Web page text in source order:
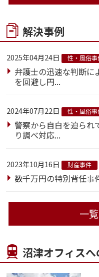
解決事例
2025年04月24日 性・風俗事
弁護士の迅速な判断に
を回避し円...
2024年07月22日 性・風俗事
警察から自白を迫られ
り調べ対応...
2023年10月16日 財産事件
数千万円の特別背任事
一
沼津オフィス